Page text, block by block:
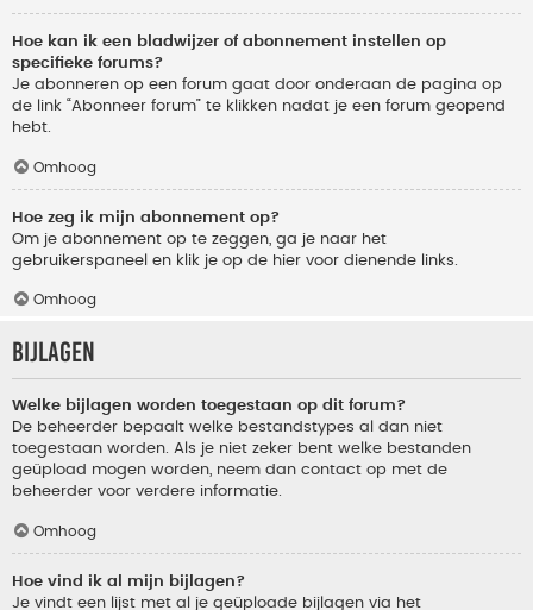
Hoe kan ik een bladwijzer of abonnement instellen op
specifieke forums?
Je abonneren op een forum gaat door onderaan de pagina op
de link “Abonneer forum” te klikken nadat je een forum geopend
hebt.
Omhoog
Hoe zeg ik mijn abonnement op?
Om je abonnement op te zeggen, ga je naar het
gebruikerspaneel en klik je op de hier voor dienende links.
Omhoog
Bijlagen
Welke bijlagen worden toegestaan op dit forum?
De beheerder bepaalt welke bestandstypes al dan niet
toegestaan worden. Als je niet zeker bent welke bestanden
geüpload mogen worden, neem dan contact op met de
beheerder voor verdere informatie.
Omhoog
Hoe vind ik al mijn bijlagen?
Je vindt een lijst met al je geüploade bijlagen via het